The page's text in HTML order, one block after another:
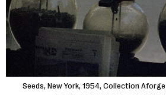
Seeds, New York, 1954, Collection